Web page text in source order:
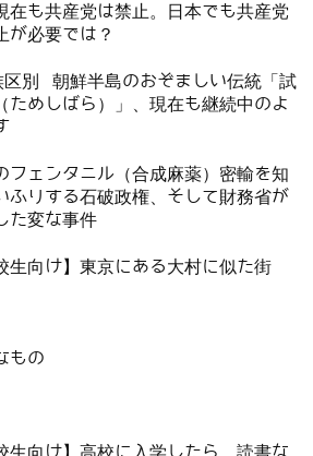
在も共産党は禁止。日本でも共産党
が必要では？
別 朝鮮半島のおぞましい伝統「試
ためしばら）」、現在も継続中のよ
フェンタニル（合成麻薬）密輸を知
ふりする石破政権、そして財務省が
た変な事件
生向け】東京にある大村に似た街
もの
生向け】高校に入学したら、読書な